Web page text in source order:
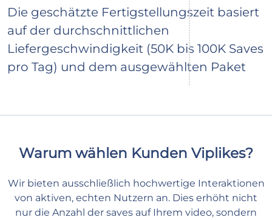
Die geschätzte Fertigstellungszeit basiert
auf der durchschnittlichen
Liefergeschwindigkeit (50K bis 100K Saves
pro Tag) und dem ausgewählten Paket
Warum wählen Kunden Viplikes?
Wir bieten ausschließlich hochwertige Interaktionen
von aktiven, echten Nutzern an. Dies erhöht nicht
nur die Anzahl der saves auf Ihrem video, sondern